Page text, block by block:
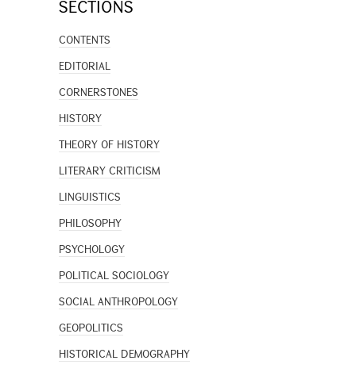
SECTIONS
CONTENTS
EDITORIAL
CORNERSTONES
HISTORY
THEORY OF HISTORY
LITERARY CRITICISM
LINGUISTICS
PHILOSOPHY
PSYCHOLOGY
POLITICAL SOCIOLOGY
SOCIAL ANTHROPOLOGY
GEOPOLITICS
HISTORICAL DEMOGRAPHY